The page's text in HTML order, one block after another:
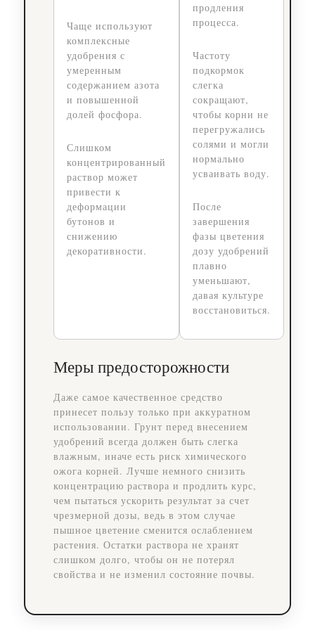
Чаще используют
комплексные
удобрения с
умеренным
содержанием азота
и повышенной
долей фосфора.
Слишком
концентрированный
раствор может
привести к
деформации
бутонов и
снижению
декоративности.
продления
процесса.
Частоту
подкормок
слегка
сокращают,
чтобы корни не
перегружались
солями и могли
нормально
усваивать воду.
После
завершения
фазы цветения
дозу удобрений
плавно
уменьшают,
давая культуре
восстановиться.
Меры предосторожности
Даже самое качественное средство
принесет пользу только при аккуратном
использовании. Грунт перед внесением
удобрений всегда должен быть слегка
влажным, иначе есть риск химического
ожога корней. Лучше немного снизить
концентрацию раствора и продлить курс,
чем пытаться ускорить результат за счет
чрезмерной дозы, ведь в этом случае
пышное цветение сменится ослаблением
растения. Остатки раствора не хранят
слишком долго, чтобы он не потерял
свойства и не изменил состояние почвы.